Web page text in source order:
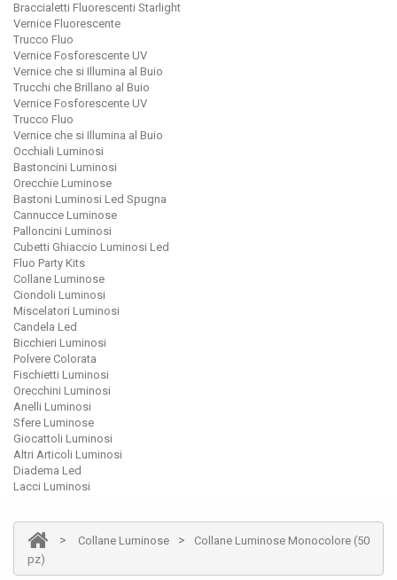
Braccialetti Fluorescenti Starlight
Vernice Fluorescente
Trucco Fluo
Vernice Fosforescente UV
Vernice che si Illumina al Buio
Trucchi che Brillano al Buio
Vernice Fosforescente UV
Trucco Fluo
Vernice che si Illumina al Buio
Occhiali Luminosi
Bastoncini Luminosi
Orecchie Luminose
Bastoni Luminosi Led Spugna
Cannucce Luminose
Palloncini Luminosi
Cubetti Ghiaccio Luminosi Led
Fluo Party Kits
Collane Luminose
Ciondoli Luminosi
Miscelatori Luminosi
Candela Led
Bicchieri Luminosi
Polvere Colorata
Fischietti Luminosi
Orecchini Luminosi
Anelli Luminosi
Sfere Luminose
Giocattoli Luminosi
Altri Articoli Luminosi
Diadema Led
Lacci Luminosi
> Collane Luminose >
Collane Luminose Monocolore (50
pz)